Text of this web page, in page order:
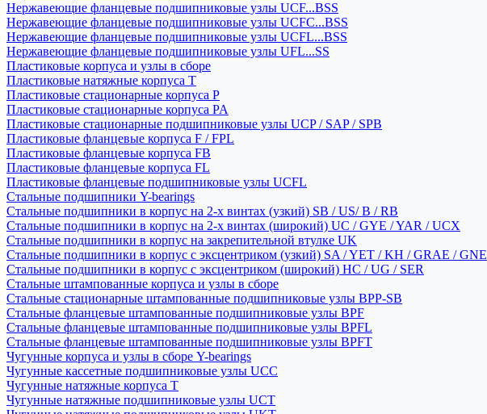
Нержавеющие фланцевые подшипниковые узлы UCF...BSS
Нержавеющие фланцевые подшипниковые узлы UCFC...BSS
Нержавеющие фланцевые подшипниковые узлы UCFL...BSS
Нержавеющие фланцевые подшипниковые узлы UFL...SS
Пластиковые корпуса и узлы в сборе
Пластиковые натяжные корпуса T
Пластиковые стационарные корпуса P
Пластиковые стационарные корпуса PA
Пластиковые стационарные подшипниковые узлы UCP / SAP / SPB
Пластиковые фланцевые корпуса F / FPL
Пластиковые фланцевые корпуса FB
Пластиковые фланцевые корпуса FL
Пластиковые фланцевые подшипниковые узлы UCFL
Стальные подшипники Y-bearings
Стальные подшипники в корпус на 2-х винтах (узкий) SB / US/ B / RB
Стальные подшипники в корпус на 2-х винтах (широкий) UC / GYE / YAR / UCX
Стальные подшипники в корпус на закрепительной втулке UK
Стальные подшипники в корпус с эксцентриком (узкий) SA / YET / KH / GRAE / GNE
Стальные подшипники в корпус с эксцентриком (широкий) HC / UG / SER
Стальные штампованные корпуса и узлы в сборе
Стальные стационарные штампованные подшипниковые узлы BPP-SB
Стальные фланцевые штампованные подшипниковые узлы BPF
Стальные фланцевые штампованные подшипниковые узлы BPFL
Стальные фланцевые штампованные подшипниковые узлы BPFT
Чугунные корпуса и узлы в сборе Y-bearings
Чугунные кассетные подшипниковые узлы UCC
Чугунные натяжные корпуса T
Чугунные натяжные подшипниковые узлы UCT